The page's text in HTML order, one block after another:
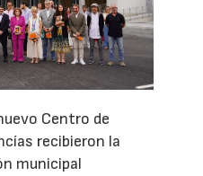
Centro de
recibieron la
municipal